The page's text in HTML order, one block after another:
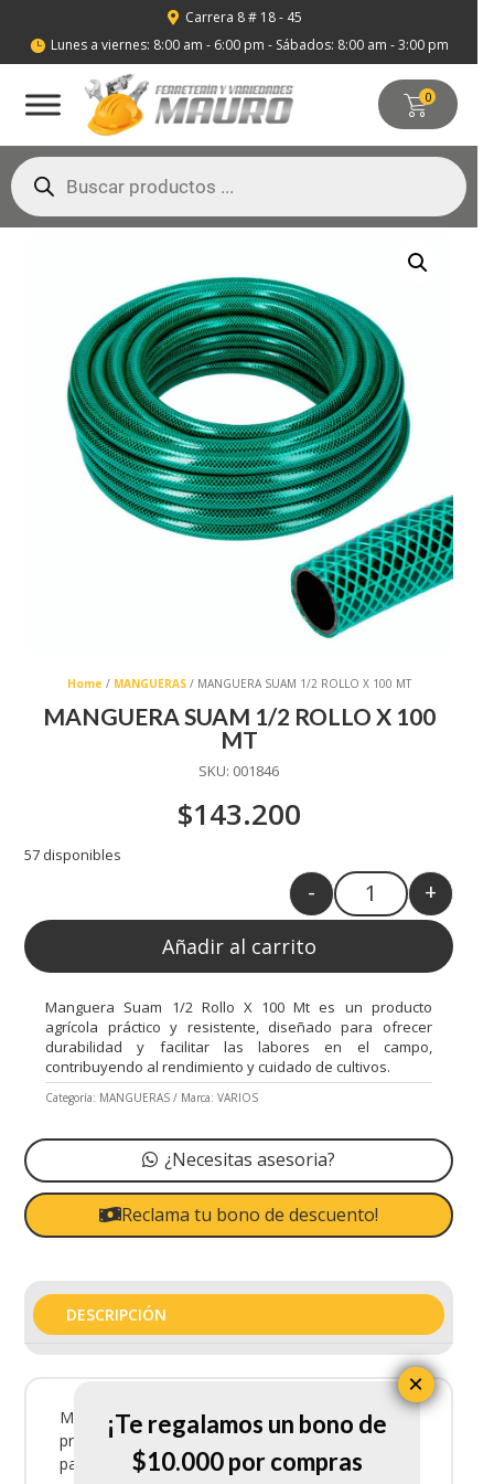
 Carrera 8 # 18 - 45
 Lunes a viernes: 8:00 am - 6:00 pm - Sábados: 8:00 am - 3:00 pm
0
Búsqueda
de
productos
Home / MANGUERAS/ MANGUERA SUAM 1/2 ROLLO X 100 MT
MANGUERA SUAM 1/2 ROLLO X 100
MT
SKU: 001846
$143.200
57 disponibles
Quantity
- +
Añadir al carrito
Manguera Suam 1/2 Rollo X 100 Mt es un producto
agrícola práctico y resistente, diseñado para ofrecer
durabilidad y facilitar las labores en el campo,
contribuyendo al rendimiento y cuidado de cultivos.
Categoría: MANGUERAS Marca:VARIOS
¿Necesitas asesoria?
Reclama tu bono de descuento!
DESCRIPCIÓN
Manguera Suam 1/2 Rollo X 100 Mt es un
producto agrícola práctico y resistente, diseñado
para ofrecer durabilidad y facilitar las labores en el
¡Te regalamos un bono de
$10.000 por compras
×